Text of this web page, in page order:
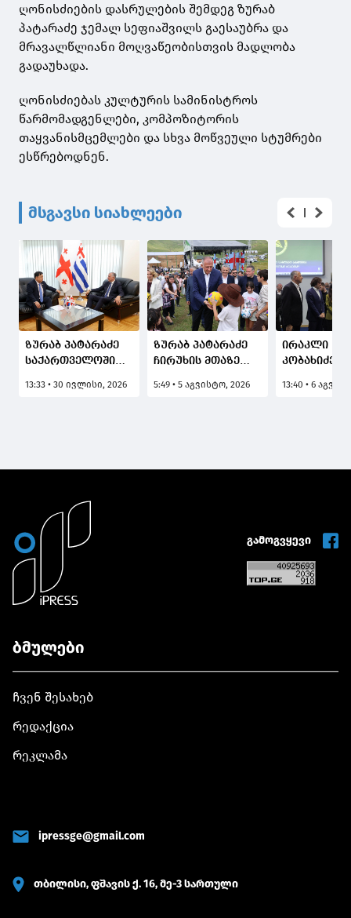
ღონისძიების დასრულების შემდეგ ზურაბ
პატარაძე ჯემალ სეფიაშვილს გაესაუბრა და
მრავალწლიანი მოღვაწეობისთვის მადლობა
გადაუხადა.
ღონისძიებას კულტურის სამინისტროს
წარმომადგენლები, კომპოზიტორის
თაყვანისმცემლები და სხვა მოწვეული სტუმრები
ესწრებოდნენ.
მსგავსი სიახლეები
ზურაბ პატარაძე
საქართველოში
რესპუბლიკის
13:33 • 30 ივლისი, 2026
ზურაბ პატარაძე
ჩირუხის მთაზე
სახალხო
5:49 • 5 აგვისტო, 2026
ირაკლი
კობახიძემ,
და ზურაბ
აკადემიაში
13:40 • 6
გამოგვყევი
ბმულები
ჩვენ შესახებ
რედაქცია
რეკლამა
ipressge@gmail.com
თბილისი, ფშავის ქ. 16, მე-3 სართული